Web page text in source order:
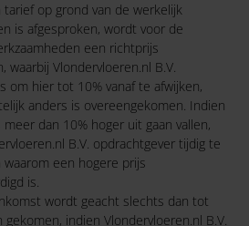
tarief op grond van de werkelijk
is afgesproken, wordt voor de
een richtprijs
waarbij Vlondervloeren.nl B.V.
om hier tot 10% vanaf te afwijken,
anders is overeengekomen. Indien
dan 10% hoger uit gaan vallen,
B.V. opdrachtgever tijdig te
een hogere prijs
is.
wordt geacht slechts dan tot
gekomen, indien Vlondervloeren.nl B.V.